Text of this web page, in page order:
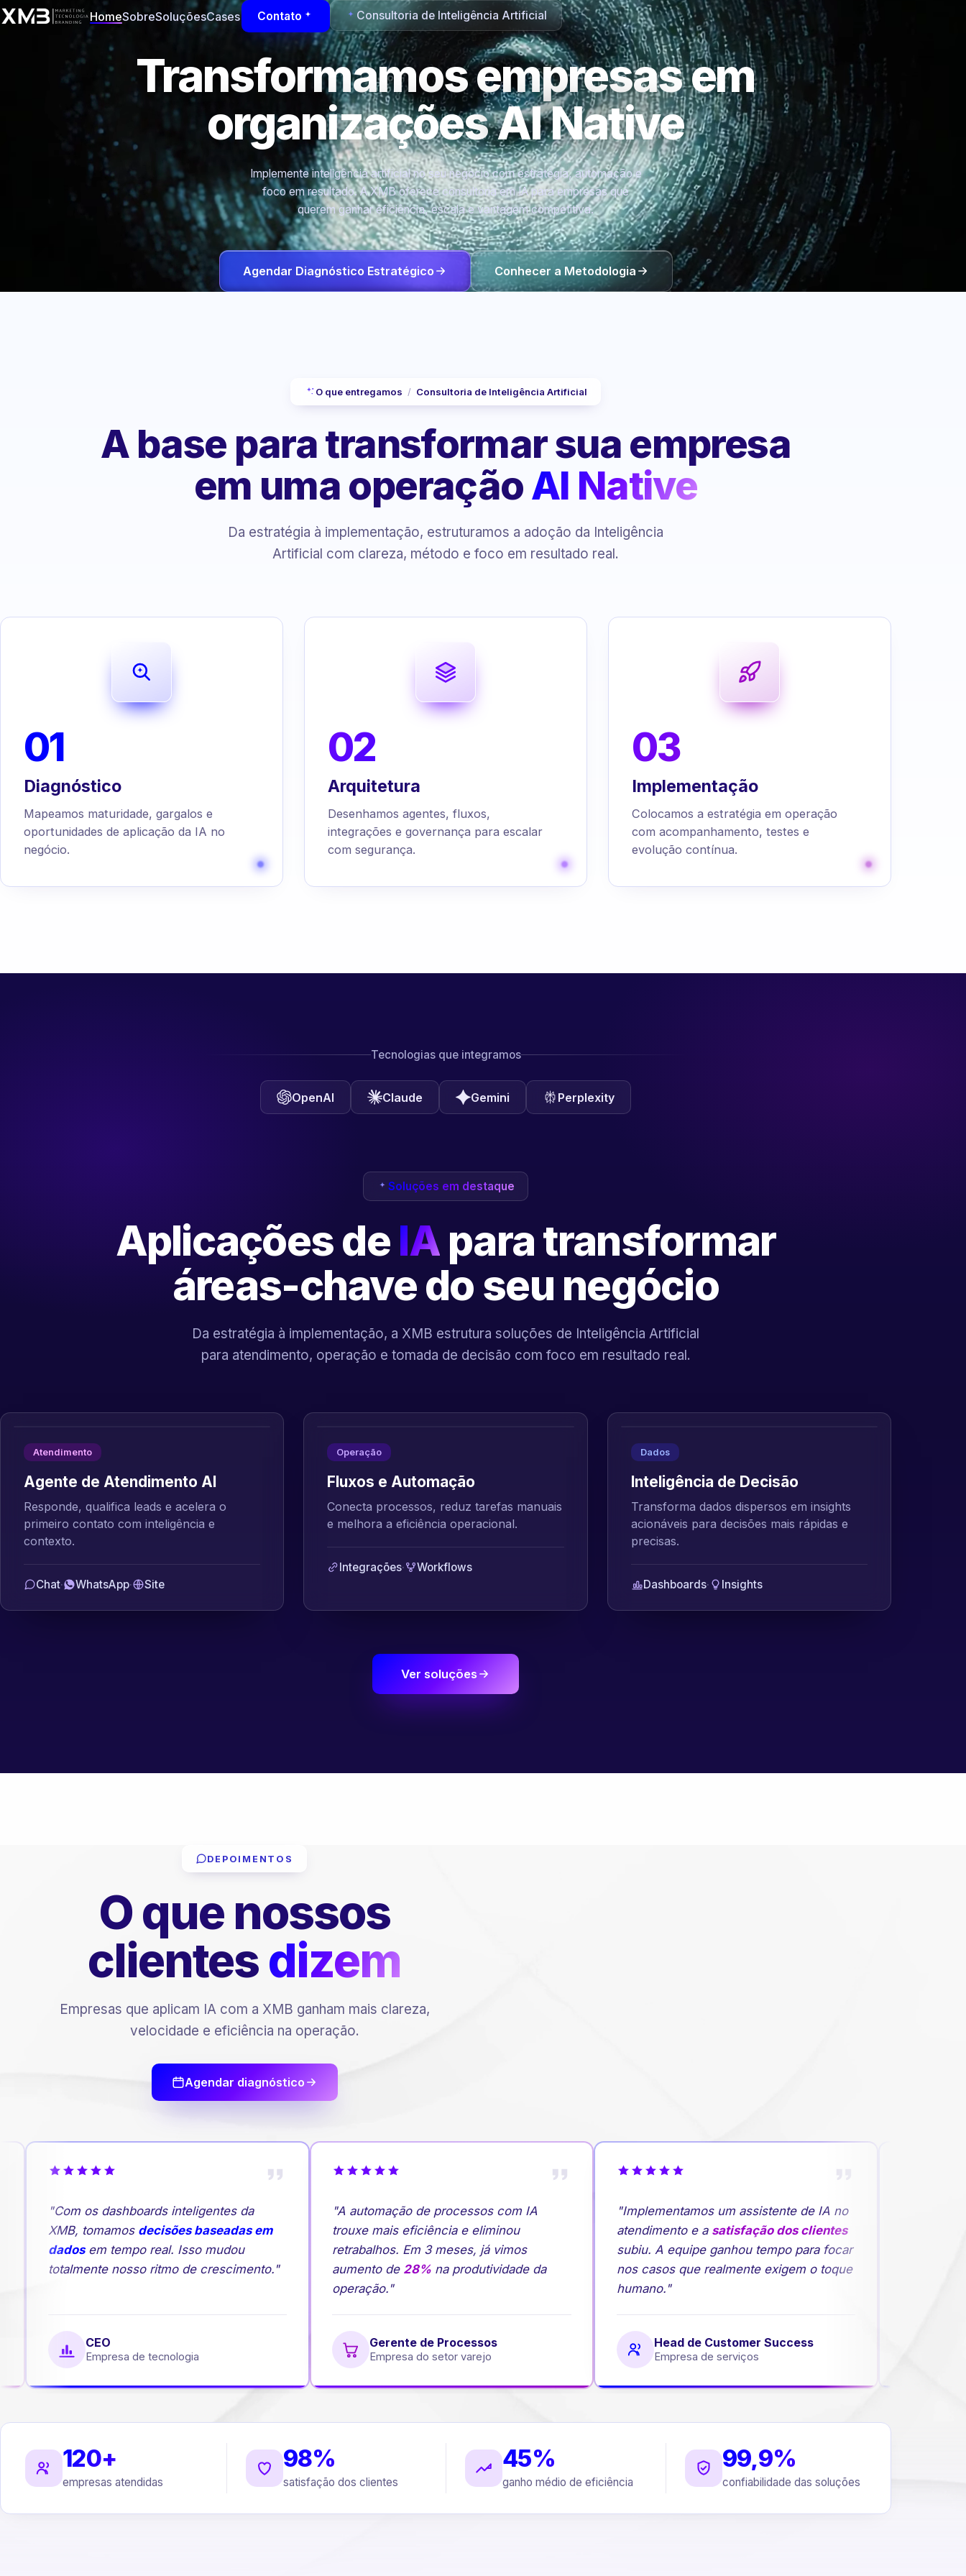
HomeSobreSoluçõesCases Contato Consultoria de Inteligência Artificial
Transformamos empresas em
organizaçõesAI Native
Implemente inteligência artificial no seu negócio com estratégia, automação e
foco em resultado. A XMB oferece consultoria em IA para empresas que
querem ganhar eficiência, escala e vantagem competitiva.
Agendar Diagnóstico Estratégico Conhecer a Metodologia
O que entregamos / Consultoria de Inteligência Artificial
A base para transformar sua empresa
em uma operaçãoAI Native
Da estratégia à implementação, estruturamos a adoção da Inteligência
Artificial com clareza, método e foco em resultado real.
01
Diagnóstico
Mapeamos maturidade, gargalos e
oportunidades de aplicação da IA no
negócio.
02
Arquitetura
Desenhamos agentes, fluxos,
integrações e governança para escalar
com segurança.
03
Implementação
Colocamos a estratégia em operação
com acompanhamento, testes e
evolução contínua.
Tecnologias que integramos
OpenAI Claude Gemini Perplexity
Soluções em destaque
Aplicações de IApara transformar
áreas-chave do seu negócio
Da estratégia à implementação, a XMB estrutura soluções de Inteligência Artificial
para atendimento, operação e tomada de decisão com foco em resultado real.
Atendimento
Agente de Atendimento AI
Responde, qualifica leads e acelera o
primeiro contato com inteligência e
contexto.
Chat· WhatsApp· Site
Operação
Fluxos e Automação
Conecta processos, reduz tarefas manuais
e melhora a eficiência operacional.
Integrações· Workflows
Dados
Inteligência de Decisão
Transforma dados dispersos em insights
acionáveis para decisões mais rápidas e
precisas.
Dashboards· Insights
Ver soluções
DEPOIMENTOS
O que nossos
clientesdizem
Empresas que aplicam IA com a XMB ganham mais clareza,
velocidade e eficiência na operação.
Agendar diagnóstico
"Com os dashboards inteligentes da
XMB, tomamosdecisões baseadas em
dadosem tempo real. Isso mudou
totalmente nosso ritmo de crescimento."
CEO
Empresa de tecnologia
"A automação de processos com IA
trouxe mais eficiência e eliminou
retrabalhos. Em 3 meses, já vimos
aumento de28%na produtividade da
operação."
Gerente de Processos
Empresa do setor varejo
"Implementamos um assistente de IA no
atendimento e asatisfação dos clientes
subiu. A equipe ganhou tempo para focar
nos casos que realmente exigem o toque
humano."
Head de Customer Success
Empresa de serviços
120+
empresas atendidas
98%
satisfação dos clientes
45%
ganho médio de eficiência
99,9%
confiabilidade das soluções